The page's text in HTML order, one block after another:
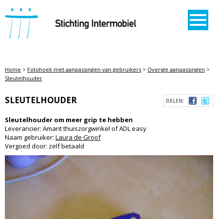
STICHTING INTERMOBIEL
Home > Fotohoek met aanpassingen van gebruikers > Overige aanpassingen >
Sleutelhouder
DELEN:
SLEUTELHOUDER
Sleutelhouder om meer grip te hebben
Leverancier: Amant thuiszorgwinkel of ADL easy
Naam gebruiker: Laura de Groof
Vergoed door: zelf betaald